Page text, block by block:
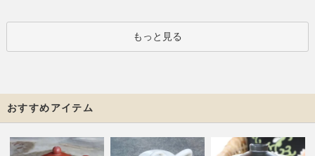
もっと見る
おすすめアイテム